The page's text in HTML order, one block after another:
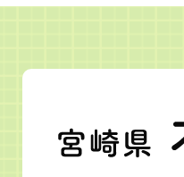
宮
崎